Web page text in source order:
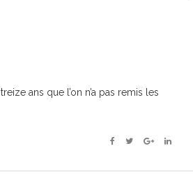
ans que l’on n’a pas remis les
Facebook
TwitterGoogle+Linkedin